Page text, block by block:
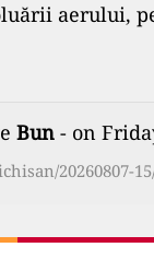
aerului,
Bun - on
20260807-